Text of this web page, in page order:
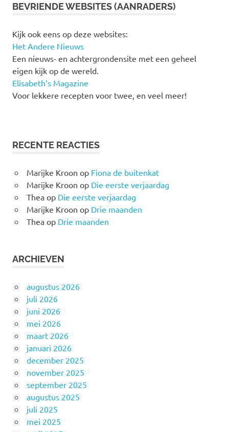
BEVRIENDE WEBSITES (AANRADERS)
Kijk ook eens op deze websites:
Het Andere Nieuws
Een nieuws- en achtergrondensite met een geheel
eigen kijk op de wereld.
Elisabeth’s Magazine
Voor lekkere recepten voor twee, en veel meer!
RECENTE REACTIES
Marijke Kroon op Fiona de buitenkat
Marijke Kroon op Die eerste verjaardag
Theaop Die eerste verjaardag
Marijke Kroon op Drie maanden
Theaop Drie maanden
ARCHIEVEN
augustus 2026
juli 2026
juni 2026
mei 2026
maart 2026
januari 2026
december 2025
november 2025
september 2025
augustus 2025
juli 2025
mei 2025